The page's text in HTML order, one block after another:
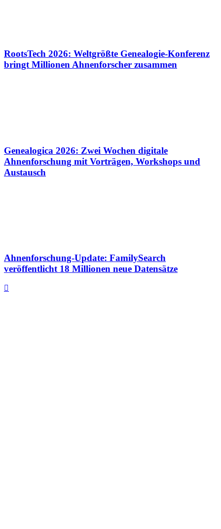
RootsTech 2026: Weltgrößte Genealogie-Konferenz
bringt Millionen Ahnenforscher zusammen
Genealogica 2026: Zwei Wochen digitale
Ahnenforschung mit Vorträgen, Workshops und
Austausch
Ahnenforschung-Update: FamilySearch
veröffentlicht 18 Millionen neue Datensätze